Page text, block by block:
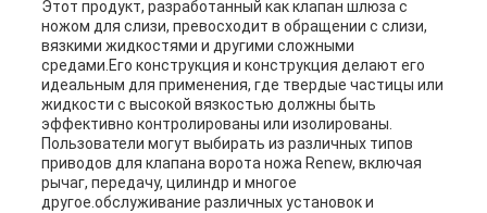
Этот продукт, разработанный как клапан шлюза с
ножом для слизи, превосходит в обращении с слизи,
вязкими жидкостями и другими сложными
средами.Его конструкция и конструкция делают его
идеальным для применения, где твердые частицы или
жидкости с высокой вязкостью должны быть
эффективно контролированы или изолированы.
Пользователи могут выбирать из различных типов
приводов для клапана ворота ножа Renew, включая
рычаг, передачу, цилиндр и многое
другое.обслуживание различных установок и